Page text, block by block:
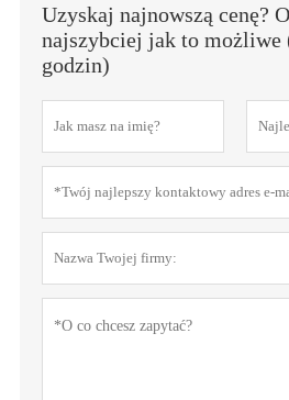
Uzyskaj najnowszą cenę?
najszybciej jak to możliwe
godzin)